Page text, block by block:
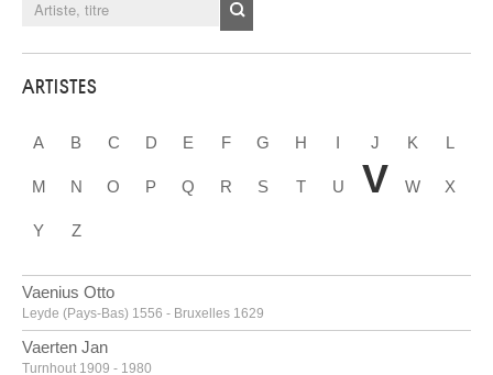
ARTISTES
A B C D E F G H I J K L
M N O P Q R S T U V W X
Y Z
Vaenius Otto
Leyde (Pays-Bas) 1556 - Bruxelles 1629
Vaerten Jan
Turnhout 1909 - 1980